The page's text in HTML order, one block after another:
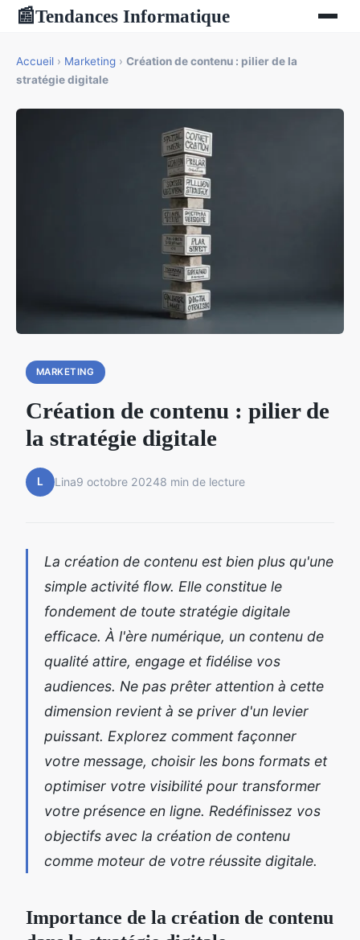
📰Tendances Informatique
Accueil › Marketing › Création de contenu : pilier de la
stratégie digitale
MARKETING
Création de contenu : pilier de
la stratégie digitale
L Lina9 octobre 20248 min de lecture
La création de contenu est bien plus qu'une
simple activité flow. Elle constitue le
fondement de toute stratégie digitale
efficace. À l'ère numérique, un contenu de
qualité attire, engage et fidélise vos
audiences. Ne pas prêter attention à cette
dimension revient à se priver d'un levier
puissant. Explorez comment façonner
votre message, choisir les bons formats et
optimiser votre visibilité pour transformer
votre présence en ligne. Redéfinissez vos
objectifs avec la création de contenu
comme moteur de votre réussite digitale.
Importance de la création de contenu